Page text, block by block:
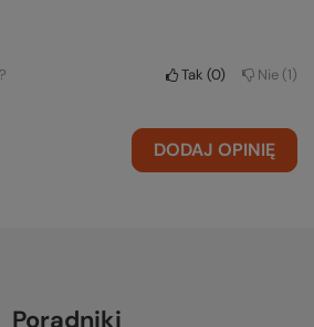
Tak 0 Nie 1
DODAJ OPINIĘ
Poradniki